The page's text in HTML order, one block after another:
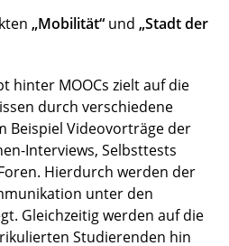
„Mobilität“ und „Stadt der
hinter MOOCs zielt auf die
durch verschiedene
Beispiel Videovorträge der
Interviews, Selbsttests
Hierdurch werden der
unter den
Gleichzeitig werden auf die
Studierenden hin